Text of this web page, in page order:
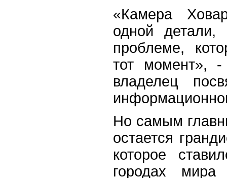
«Камера
одной детали,
проблеме,
тот момент»,
владелец
Но самым
остается
которое
городах